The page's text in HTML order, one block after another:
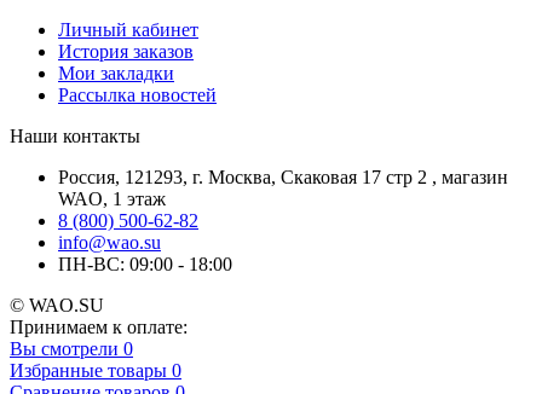
Личный кабинет
История заказов
Мои закладки
Рассылка новостей
Наши контакты
Россия, 121293, г. Москва, Скаковая 17 стр 2 , магазин
WAO, 1 этаж
8 (800) 500-62-82
info@wao.su
ПН-ВС: 09:00 - 18:00
© WAO.SU
Принимаем к оплате:
Вы смотрели 0
Избранные товары 0